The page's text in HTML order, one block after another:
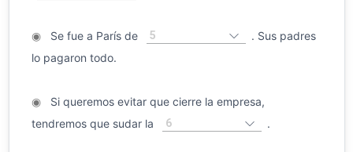
◉Se fue a París de 5
. Sus padres
lo pagaron todo.
◉Si queremos evitar que cierre la empresa,
tendremos que sudar la
6 .